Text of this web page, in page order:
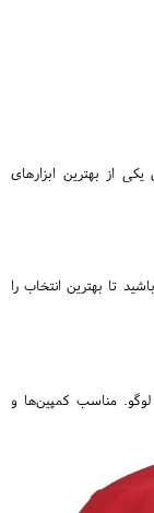
از بهترین ابزارهای
تا بهترین انتخاب را
مناسب کمپین‌ها و